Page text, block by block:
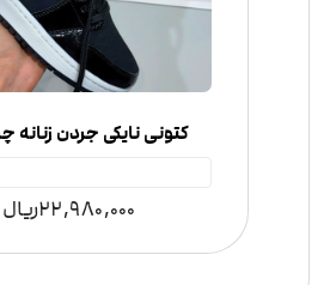
22,980,000ریال